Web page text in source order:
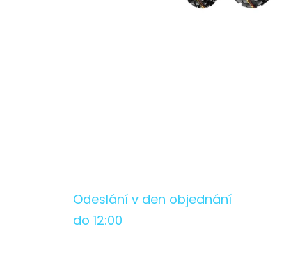
Odeslání v den objednání
do 12:00